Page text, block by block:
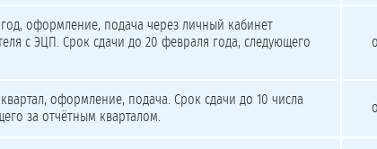
оформление, подача через личный кабинет
с ЭЦП. Срок сдачи до 20 февраля года, следующего
оформление, подача. Срок сдачи до 10 числа
за отчётным кварталом.